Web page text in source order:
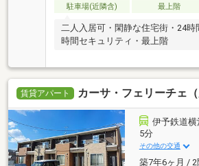
駐車場(近隣含)
最上階
二人入居可・閑静な住宅街・24時
時間セキュリティ・最上階
賃貸アパート カーサ・フェリーチェ（
伊予鉄道
5分
その他の交通
築7年6ヶ月 / 2